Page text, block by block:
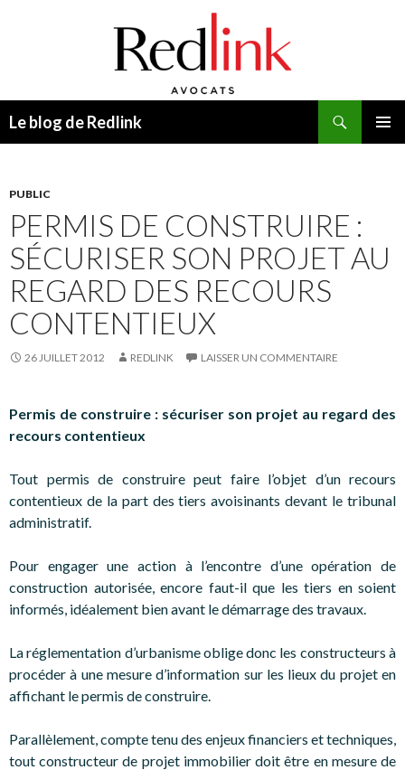
Le blog de Redlink
PUBLIC
PERMIS DE CONSTRUIRE :
SÉCURISER SON PROJET AU
REGARD DES RECOURS
CONTENTIEUX
26 JUILLET 2012 REDLINK LAISSER UN COMMENTAIRE
Permis de construire : sécuriser son projet au regard des
recours contentieux
Tout permis de construire peut faire l’objet d’un recours
contentieux de la part des tiers avoisinants devant le tribunal
administratif.
Pour engager une action à l’encontre d’une opération de
construction autorisée, encore faut-il que les tiers en soient
informés, idéalement bien avant le démarrage des travaux.
La réglementation d’urbanisme oblige donc les constructeurs à
procéder à une mesure d’information sur les lieux du projet en
affichant le permis de construire.
Parallèlement, compte tenu des enjeux financiers et techniques,
tout constructeur de projet immobilier doit être en mesure de